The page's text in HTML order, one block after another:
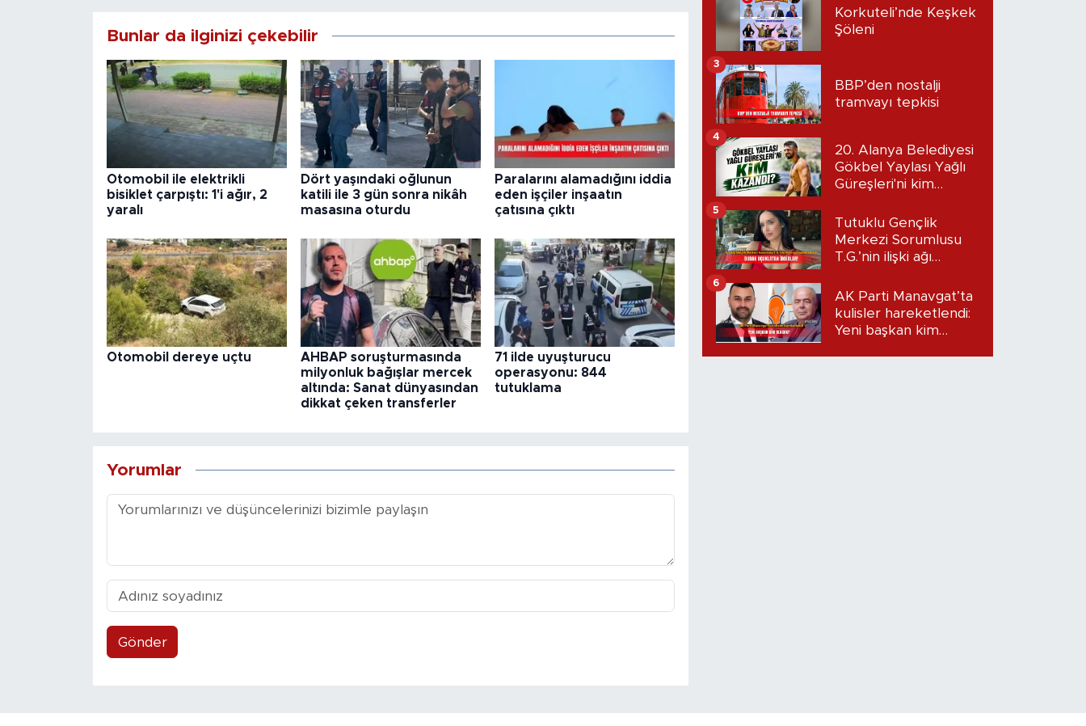
Bunlar da ilginizi çekebilir
Otomobil ile elektrikli
bisiklet çarpıştı: 1'i ağır, 2
yaralı
Dört yaşındaki oğlunun
katili ile 3 gün sonra nikâh
masasına oturdu
Paralarını alamadığını iddia
eden işçiler inşaatın
çatısına çıktı
Otomobil dereye uçtu
AHBAP soruşturmasında
milyonluk bağışlar mercek
altında: Sanat dünyasından
dikkat çeken transferler
71 ilde uyuşturucu
operasyonu: 844
tutuklama
Yorumlar
Gönder
Korkuteli’nde Keşkek
Şöleni
BBP’den nostalji
tramvayı tepkisi
3
20. Alanya Belediyesi
Gökbel Yaylası Yağlı
Güreşleri'ni kim
4
Tutuklu Gençlik
Merkezi Sorumlusu
T.G.’nin ilişki ağı
Dudak uçuklatan
iddialar!
5
AK Parti Manavgat’ta
kulisler hareketlendi:
Yeni başkan kim
6